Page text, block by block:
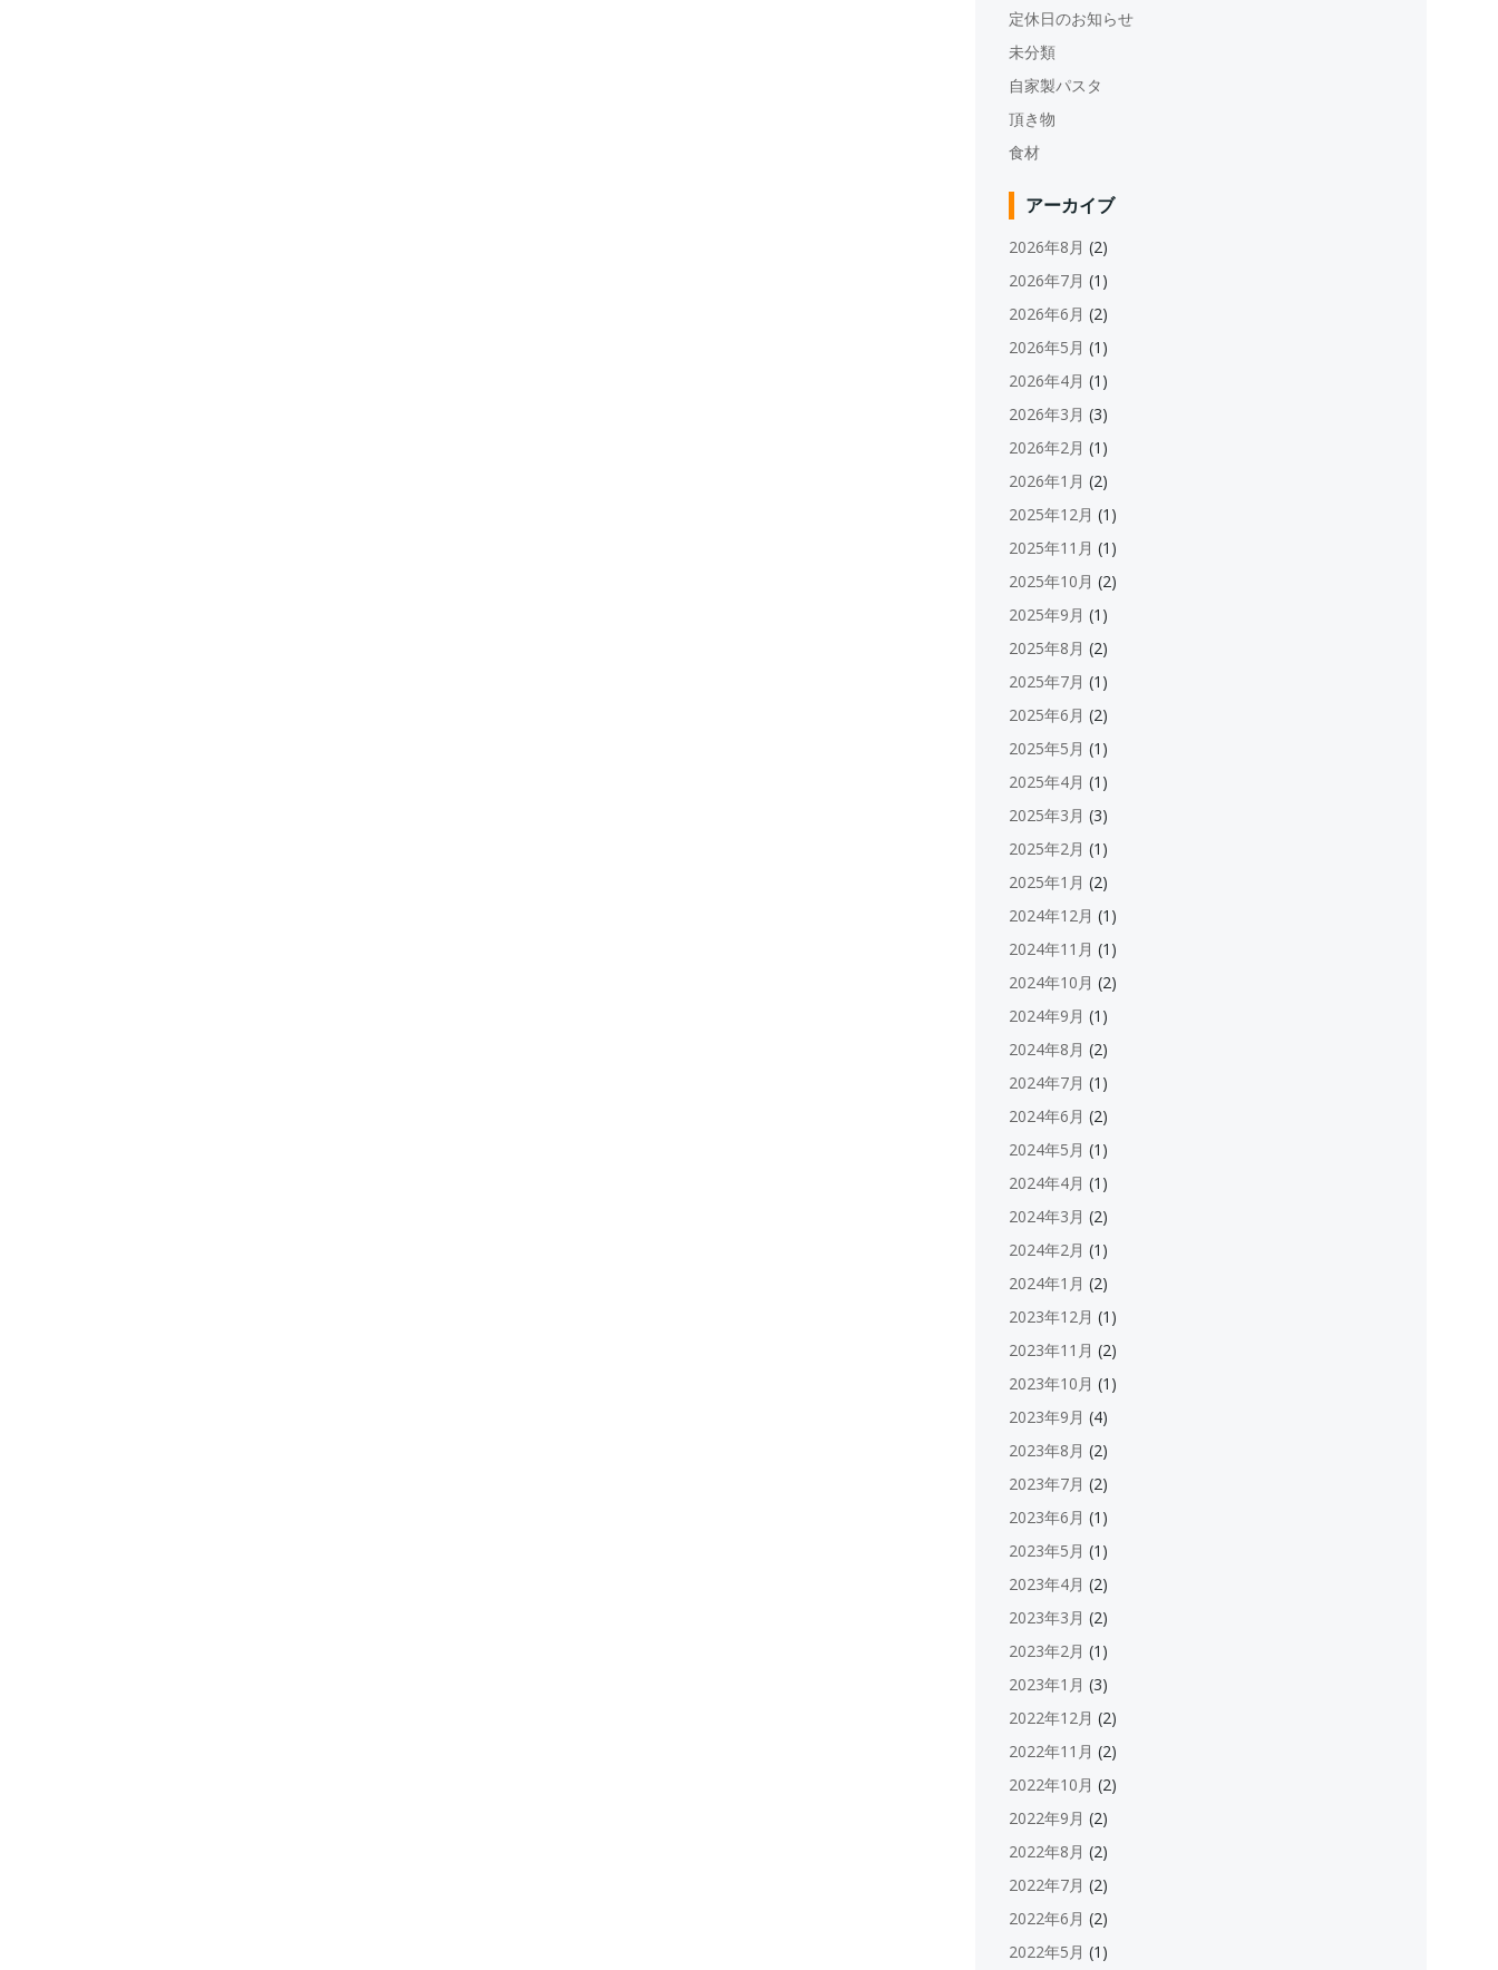
定休日のお知らせ
未分類
自家製パスタ
頂き物
食材
アーカイブ
2026年8月 (2)
2026年7月 (1)
2026年6月 (2)
2026年5月 (1)
2026年4月 (1)
2026年3月 (3)
2026年2月 (1)
2026年1月 (2)
2025年12月 (1)
2025年11月 (1)
2025年10月 (2)
2025年9月 (1)
2025年8月 (2)
2025年7月 (1)
2025年6月 (2)
2025年5月 (1)
2025年4月 (1)
2025年3月 (3)
2025年2月 (1)
2025年1月 (2)
2024年12月 (1)
2024年11月 (1)
2024年10月 (2)
2024年9月 (1)
2024年8月 (2)
2024年7月 (1)
2024年6月 (2)
2024年5月 (1)
2024年4月 (1)
2024年3月 (2)
2024年2月 (1)
2024年1月 (2)
2023年12月 (1)
2023年11月 (2)
2023年10月 (1)
2023年9月 (4)
2023年8月 (2)
2023年7月 (2)
2023年6月 (1)
2023年5月 (1)
2023年4月 (2)
2023年3月 (2)
2023年2月 (1)
2023年1月 (3)
2022年12月 (2)
2022年11月 (2)
2022年10月 (2)
2022年9月 (2)
2022年8月 (2)
2022年7月 (2)
2022年6月 (2)
2022年5月 (1)